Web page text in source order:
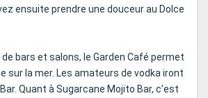
ensuite prendre une douceur au Dolce
bars et salons, le Garden Café permet
sur la mer. Les amateurs de vodka iront
Quant à Sugarcane Mojito Bar, c’est